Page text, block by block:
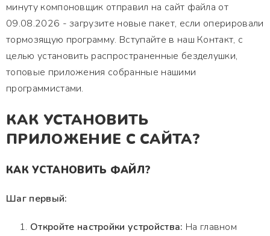
минуту компоновщик отправил на сайт файла от
09.08.2026 - загрузите новые пакет, если оперировали
тормозящую программу. Вступайте в наш Контакт, с
целью установить распространенные безделушки,
топовые приложения собранные нашими
программистами.
КАК УСТАНОВИТЬ
ПРИЛОЖЕНИЕ С САЙТА?
КАК УСТАНОВИТЬ ФАЙЛ?
Шаг первый:
Откройте настройки устройства: На главном